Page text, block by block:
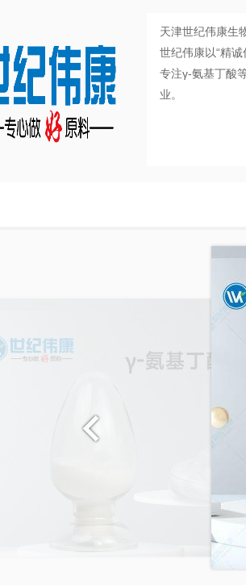
天津世纪伟康生
世纪伟康以“精
专注γ-氨基丁酸
业。